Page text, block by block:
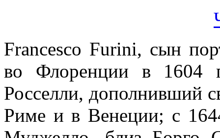
Francesco Furini, сын
во Флоренции в 1604
Росселли, дополнивший
Риме и в Венеции; с